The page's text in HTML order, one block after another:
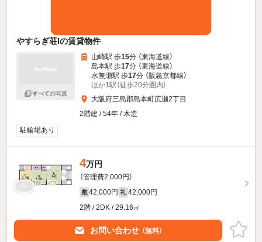
やすらぎ荘Iの賃貸物件
すべての写真
山崎駅 歩15分 （東海道線）
島本駅 歩17分 （東海道線）
水無瀬駅 歩17分 （阪急京都線）
ほか1駅（徒歩20分圏内）
大阪府三島郡島本町広瀬2丁目
2階建 / 54年 / 木造
駐輪場あり
4万円
（管理費2,000円）
敷 42,000円 礼 42,000円
2階 / 2DK / 29.16㎡
お問い合わせ （無料）